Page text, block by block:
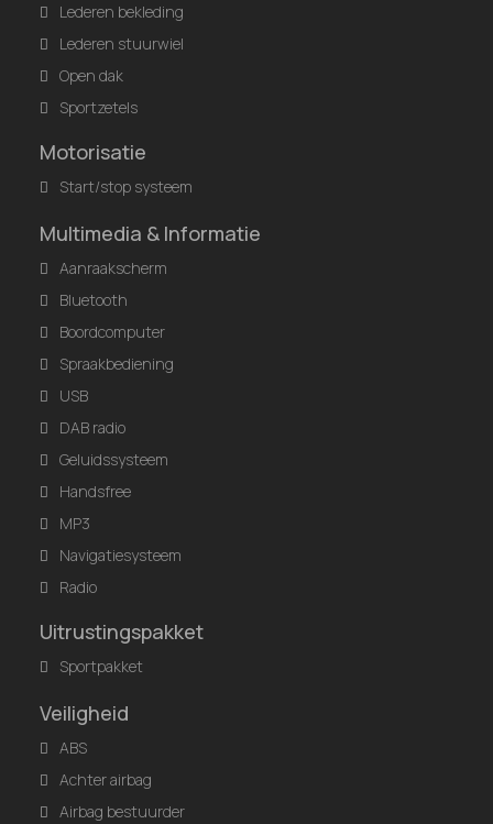
Lederen bekleding
Lederen stuurwiel
Open dak
Sportzetels
Motorisatie
Start/stop systeem
Multimedia & Informatie
Aanraakscherm
Bluetooth
Boordcomputer
Spraakbediening
USB
DAB radio
Geluidssysteem
Handsfree
MP3
Navigatiesysteem
Radio
Uitrustingspakket
Sportpakket
Veiligheid
ABS
Achter airbag
Airbag bestuurder